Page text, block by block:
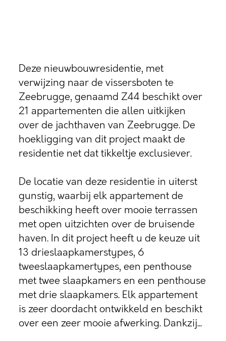
Deze nieuwbouwresidentie, met
verwijzing naar de vissersboten te
Zeebrugge, genaamd Z44 beschikt over
21 appartementen die allen uitkijken
over de jachthaven van Zeebrugge. De
hoekligging van dit project maakt de
residentie net dat tikkeltje exclusiever.
De locatie van deze residentie in uiterst
gunstig, waarbij elk appartement de
beschikking heeft over mooie terrassen
met open uitzichten over de bruisende
haven. In dit project heeft u de keuze uit
13 drieslaapkamerstypes, 6
tweeslaapkamertypes, een penthouse
met twee slaapkamers en een penthouse
met drie slaapkamers. Elk appartement
is zeer doordacht ontwikkeld en beschikt
over een zeer mooie afwerking. Dankzij...